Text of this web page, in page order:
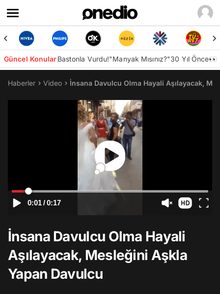
Güncel KonularBastonla Vurdu!"Manyak Mısınız?"30 Yıl Önce👀
Haberler Video İnsana Davulcu Olma Hayali Aşılayacak,
0:01/0:17
İnsana Davulcu Olma Hayali
Aşılayacak, Mesleğini Aşkla
Yapan Davulcu